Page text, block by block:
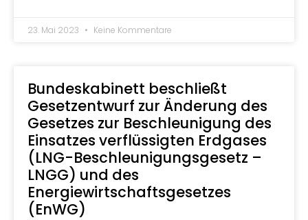
23. Mai 2023 Keine Kommentare
Bundeskabinett beschließt
Gesetzentwurf zur Änderung des
Gesetzes zur Beschleunigung des
Einsatzes verflüssigten Erdgases
(LNG-Beschleunigungsgesetz –
LNGG) und des
Energiewirtschaftsgesetzes
(EnWG)